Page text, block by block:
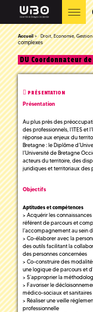
Accueil Droit, Economie, Gestion
complexes
DU Coordonnateur
PRÉSENTATION
Présentation
Au plus près des
des professionnels, l’ITES et
réponse aux enjeux du
Bretagne : le Diplôme
l’Université de Bretagne
acteurs du territoire, des
juridiques et territoriaux des
Objectifs
Aptitudes et compétences
> Acquérir les
référent de parcours et
l’accompagnement au sein
> Co-élaborer avec la
des outils facilitant la
des personnes concernées
> Co-construire des
une logique de parcours et
> S’approprier la
> Favoriser le
médico-sociaux et sanitaires
> Réaliser une veille
professionnelle